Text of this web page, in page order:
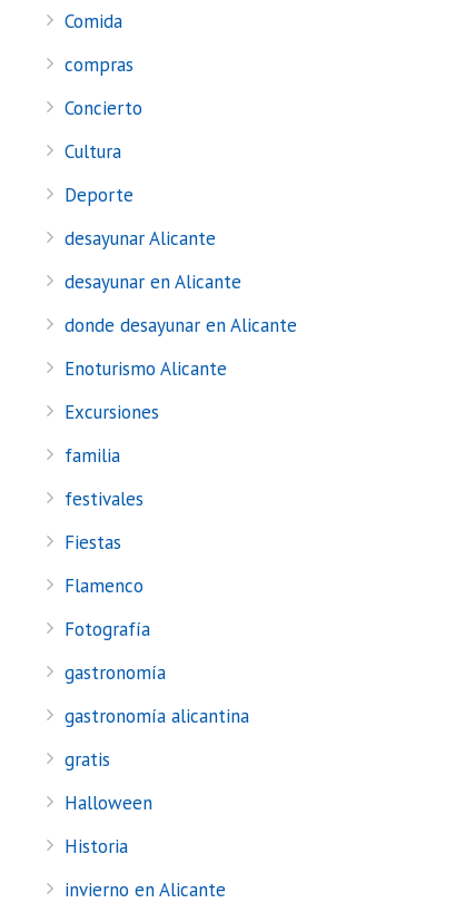
Comida
compras
Concierto
Cultura
Deporte
desayunar Alicante
desayunar en Alicante
donde desayunar en Alicante
Enoturismo Alicante
Excursiones
familia
festivales
Fiestas
Flamenco
Fotografía
gastronomía
gastronomía alicantina
gratis
Halloween
Historia
invierno en Alicante